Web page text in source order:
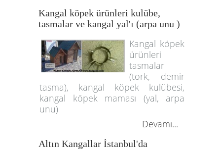
Kangal köpek ürünleri kulübe,
tasmalar ve kangal yal'ı (arpa unu )
Kangal köpek
ürünleri
tasmalar
(tork, demir
tasma), kangal köpek kulübesi,
kangal köpek maması (yal, arpa
unu)
Devamı...
Altın Kangallar İstanbul'da